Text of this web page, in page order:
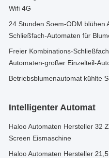
Wifi 4G
24 Stunden Soem-ODM blühen
Schließfach-Automaten für
Freier Kombinations-
Automaten-großer Einzelteil-
Betriebsblumenautomat kühlte
Intelligenter Automat
Haloo Automaten Hersteller 32
Screen Eismaschine
Haloo Automaten Hersteller